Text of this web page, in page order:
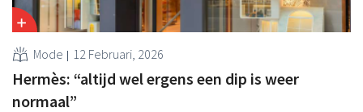
Mode 12 Februari, 2026
Hermès: “altijd wel ergens een dip is weer
normaal”